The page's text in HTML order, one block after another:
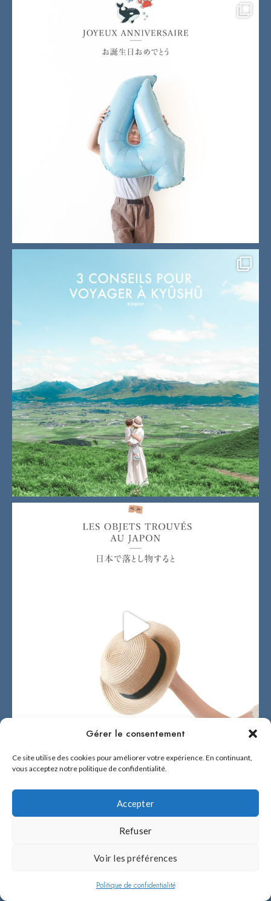
Gérer le consentement
Ce site utilise des cookies pour améliorer votre expérience. En continuant,
vous acceptez notre politique de confidentialité.
Accepter
Refuser
Voir les préférences
Politique de confidentialité